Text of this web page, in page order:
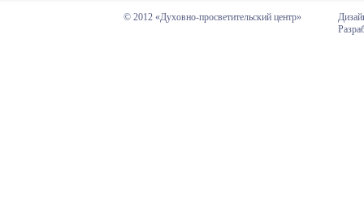
© 2012 «Духовно-просветительский центр»